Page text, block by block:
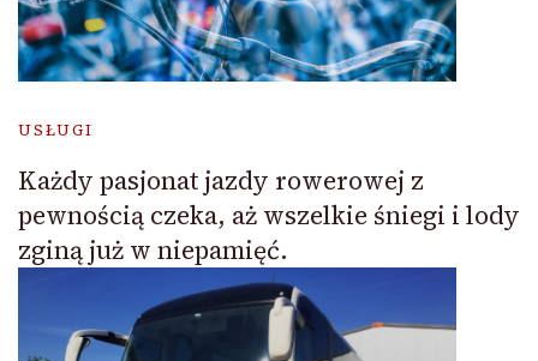
USŁUGI
Każdy pasjonat jazdy rowerowej z
pewnością czeka, aż wszelkie śniegi i lody
zginą już w niepamięć.